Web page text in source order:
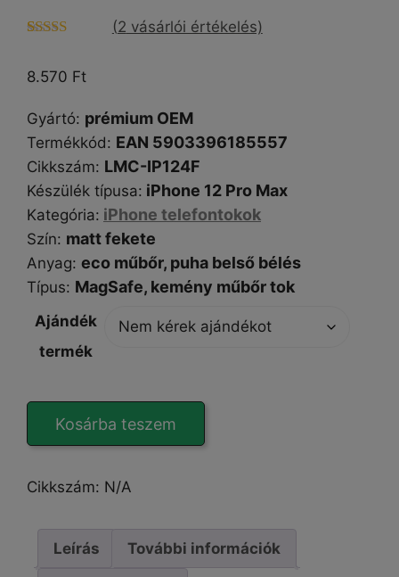
ből,
alapján
(2 vásárlói értékelés)
8.570 Ft
Gyártó: prémium OEM
Termékkód: EAN 5903396185557
Cikkszám: LMC-IP124F
Készülék típusa: iPhone 12 Pro Max
Kategória: iPhone telefontokok
Szín: matt fekete
Anyag: eco műbőr, puha belső bélés
Típus: MagSafe, kemény műbőr tok
Ajándék
termék
Mag
iPhone
Max
tok
Kosárba teszem
Cikkszám: N/A
Leírás További információk